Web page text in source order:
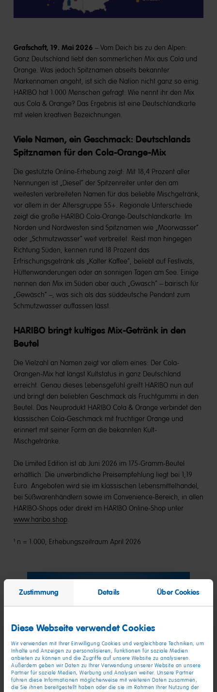
Zustimmung Details Über Cookies
Diese Webseite verwendet Cookies
Wir verwenden mit Ihrer Einwilligung Cookies und vergleichbare Techniken, um
Inhalte und Anzeigen zu personalisieren, Funktionen für soziale Medien
anbieten zu können und die Zugriffe auf unsere Website zu analysieren.
Außerdem geben wir Daten zu Ihrer Verwendung unserer Website an unsere
Partner für soziale Medien, Werbung und Analysen weiter. Unsere Partner
führen diese Informationen möglicherweise mit weiteren Daten zusammen,
die Sie ihnen bereitgestellt haben oder die sie im Rahmen Ihrer Nutzung der
Grafschaft, 19. Mai 2026 – Vom Deich bis zu den Alpen:
Ganz Deutschland liebt den sommerlichen Mix aus Cola und
Orange. Was jedoch Spitznamen abseits bekannter
Markennamen angeht, ist sich die Nation nicht ganz so einig.
HARIBO hat 1.000 Menschen gefragt: Wie nennt ihr den Mix
aus Cola & Orange? Das Ergebnis ist eine Deutschlandkarte
mit vielen kreativen Bezeichnungen.
Viele Namen, ein Geschmack: Deutschlands
Spitznamen für den Cola-Orange-Mix
Die gestützte Online-Erhebung zeigt: Mit 18,4 Prozent aller
Nennungen ist „Diesel“ der Spitzenreiter unter den am
weitesten verbreiteten Namen für das beliebte Mischgetränk,
vor allem in der Altersgruppe 55+. Regionale Unterschiede
zeigt die große HARIBO Cola-Orange-Deutschlandkarte: Im
Norden und Nordwesten sind Spitznamen wie „Moorwasser“
oder „Schmutzwasser“ weit verbreitet. Reist man hingegen
Richtung Süden, kennen rund 18 Prozent das
Erfrischungsgetränk als „Kalter Kaffee“, beliebt auf Festivals,
Hüttenwanderungen oder an sonnigen Tagen am See. Einige
nennen den Mix im Süden aber auch „Gwasch“ – bairisch für
„Gewäsch” –, was sich als das süddeutsche Pendant zum
Schmutzwasser auffassen lässt.
HARIBO bringt kultiges Mix-Getränk in den
Beutel
Die Vielzahl an Namen zeigt vor allem eines: Der Cola-
Orangen-Mix hat längst Kultstatus in ganz Deutschland
erreicht. Genau dieses Lebensgefühl greift HARIBO nun auf
und bringt den beliebten Geschmack als Fruchtgummi in den
Beutel. Das Neuprodukt HARIBO Cola & Orange verbindet den
klassischen Cola-Geschmack mit fruchtiger Orange und
erinnert mit seiner Form an die bekannten Kult-
Mischgetränke.
Die Limited Edition ist ab Juni 2026 im 175-Gramm-Beutel
erhältlich. Die unverbindliche Preisempfehlung liegt bei 1,19
Euro. Angeboten wird sie im klassischen Lebensmittelhandel,
bei Süßwarenhändlern sowie im Convenience-Bereich, in allen
HARIBO-Shops oder direkt im HARIBO Online-Shop unter
www.haribo.shop
¹ n = 1.000, Erhebungszeitraum April 2026
(PDF)